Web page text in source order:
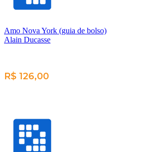
Amo Nova York (guia de bolso)
Alain Ducasse
R$ 126,00